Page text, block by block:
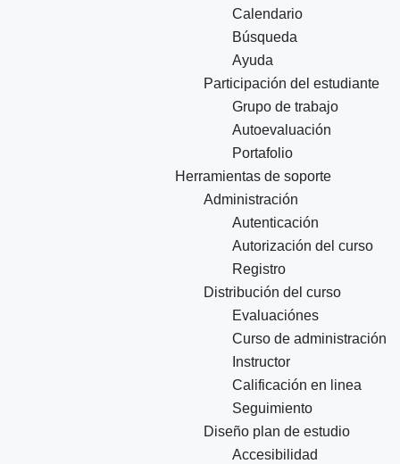
Calendario
Búsqueda
Ayuda
Participación del estudiante
Grupo de trabajo
Autoevaluación
Portafolio
Herramientas de soporte
Administración
Autenticación
Autorización del curso
Registro
Distribución del curso
Evaluaciónes
Curso de administración
Instructor
Calificación en linea
Seguimiento
Diseño plan de estudio
Accesibilidad